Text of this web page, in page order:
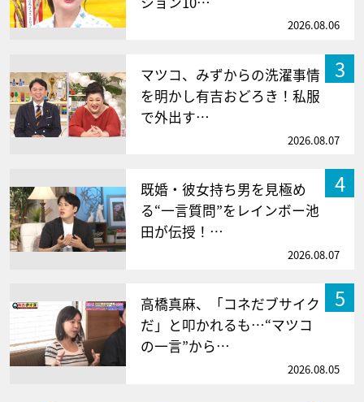
2026.08.06
3
マツコ、みずからの洗濯事情
を明かし有吉おどろき！私服
で外出す…
2026.08.07
4
既婚・彼女持ち男を見極め
る“一言質問”をレインボー池
田が伝授！…
2026.08.07
5
高橋真麻、「コネだブサイク
だ」と叩かれるも…“マツコ
の一言”から…
2026.08.05